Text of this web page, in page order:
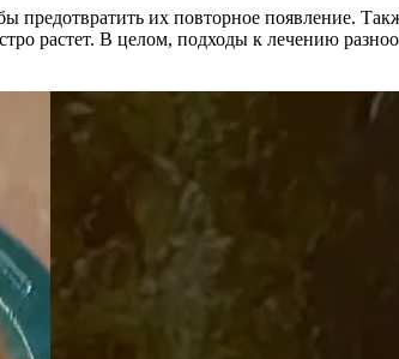
предотвратить их повторное появление.
растет. В целом, подходы к лечению